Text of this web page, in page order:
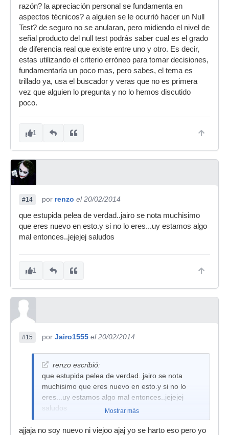
razón? la apreciación personal se fundamenta en
aspectos técnicos? a alguien se le ocurrió hacer un Null
Test? de seguro no se anularan, pero midiendo el nivel de
señal producto del null test podrás saber cual es el grado
de diferencia real que existe entre uno y otro. Es decir,
estas utilizando el criterio erróneo para tomar decisiones,
fundamentaría un poco mas, pero sabes, el tema es
trillado ya, usa el buscador y veras que no es primera
vez que alguien lo pregunta y no lo hemos discutido
poco.
1
#14 por renzo el 20/02/2014
que estupida pelea de verdad..jairo se nota muchisimo
que eres nuevo en esto.y si no lo eres...uy estamos algo
mal entonces..jejejej saludos
1
#15 por Jairo1555 el 20/02/2014
renzo escribió:
que estupida pelea de verdad..jairo se nota
muchisimo que eres nuevo en esto.y si no lo
eres...uy estamos algo mal entonces..jejejej
saludos
Mostrar más
ajjaja no soy nuevo ni viejoo ajaj yo se harto eso pero yo